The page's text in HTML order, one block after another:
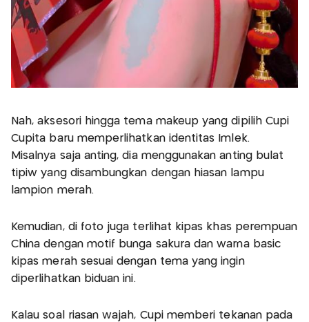
Nah, aksesori hingga tema makeup yang dipilih Cupi
Cupita baru memperlihatkan identitas Imlek.
Misalnya saja anting, dia menggunakan anting bulat
tipiw yang disambungkan dengan hiasan lampu
lampion merah.
Kemudian, di foto juga terlihat kipas khas perempuan
China dengan motif bunga sakura dan warna basic
kipas merah sesuai dengan tema yang ingin
diperlihatkan biduan ini.
Kalau soal riasan wajah, Cupi memberi tekanan pada